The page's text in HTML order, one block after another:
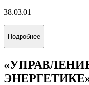
38.03.01
Подробнее